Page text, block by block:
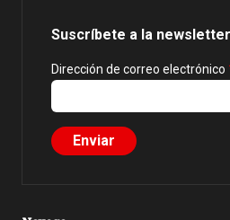
Suscríbete a la newsletter
Dirección de correo electrónico